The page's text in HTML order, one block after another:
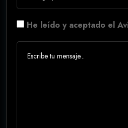
He leído y aceptado el